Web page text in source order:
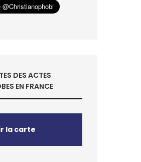
DES ACTES
EN FRANCE
la carte